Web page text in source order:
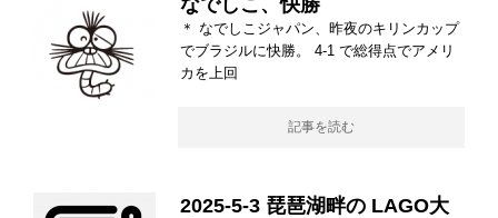
なでしこ、快勝
＊ なでしこジャパン、昨夜のキリンカップ
でブラジルに快勝。 4-1 で総得点でアメリ
カを上回
記事を読む
2025-5-3 琵琶湖畔の LAGO大